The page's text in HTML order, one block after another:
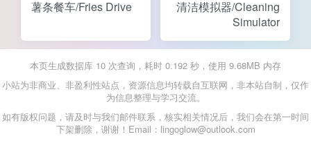
薯条餐车/Fries Drive
清洁模拟器/Cleaning
Simulator
本页生成数据库 10 次查询，耗时 0.192 秒，使用 9.68MB 内存
小站为非商业、非盈利性站点，资源信息均转载自互联网，非本站自制，仅作
为信息整理与学习交流。
如有版权问题，请及时与我们邮件联系，核实相关情况后，我们会在第一时间
下架删除，谢谢！Email：lingoglow@outlook.com